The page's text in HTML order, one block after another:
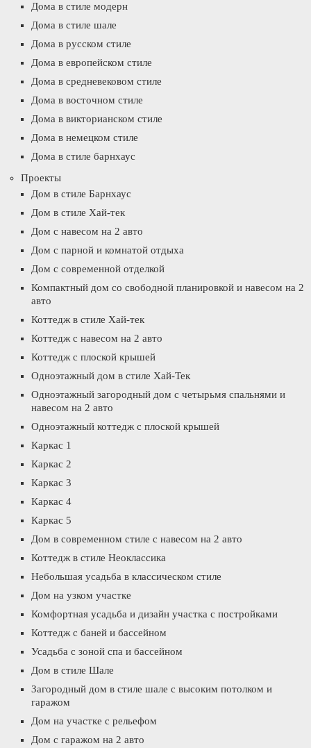
Дома в стиле модерн
Дома в стиле шале
Дома в русском стиле
Дома в европейском стиле
Дома в средневековом стиле
Дома в восточном стиле
Дома в викторианском стиле
Дома в немецком стиле
Дома в стиле барнхаус
Проекты
Дом в стиле Барнхаус
Дом в стиле Хай-тек
Дом с навесом на 2 авто
Дом с парной и комнатой отдыха
Дом с современной отделкой
Компактный дом со свободной планировкой и навесом на 2
авто
Коттедж в стиле Хай-тек
Коттедж с навесом на 2 авто
Коттедж с плоской крышей
Одноэтажный дом в стиле Хай-Тек
Одноэтажный загородный дом с четырьмя спальнями и
навесом на 2 авто
Одноэтажный коттедж с плоской крышей
Каркас 1
Каркас 2
Каркас 3
Каркас 4
Каркас 5
Дом в современном стиле с навесом на 2 авто
Коттедж в стиле Неоклассика
Небольшая усадьба в классическом стиле
Дом на узком участке
Комфортная усадьба и дизайн участка с постройками
Коттедж с баней и бассейном
Усадьба с зоной спа и бассейном
Дом в стиле Шале
Загородный дом в стиле шале с высоким потолком и
гаражом
Дом на участке с рельефом
Дом с гаражом на 2 авто